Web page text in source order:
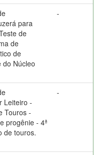
para
de
de
de
do Núcleo
-
Leiteiro -
Touros -
progênie - 4ª
de touros.
-